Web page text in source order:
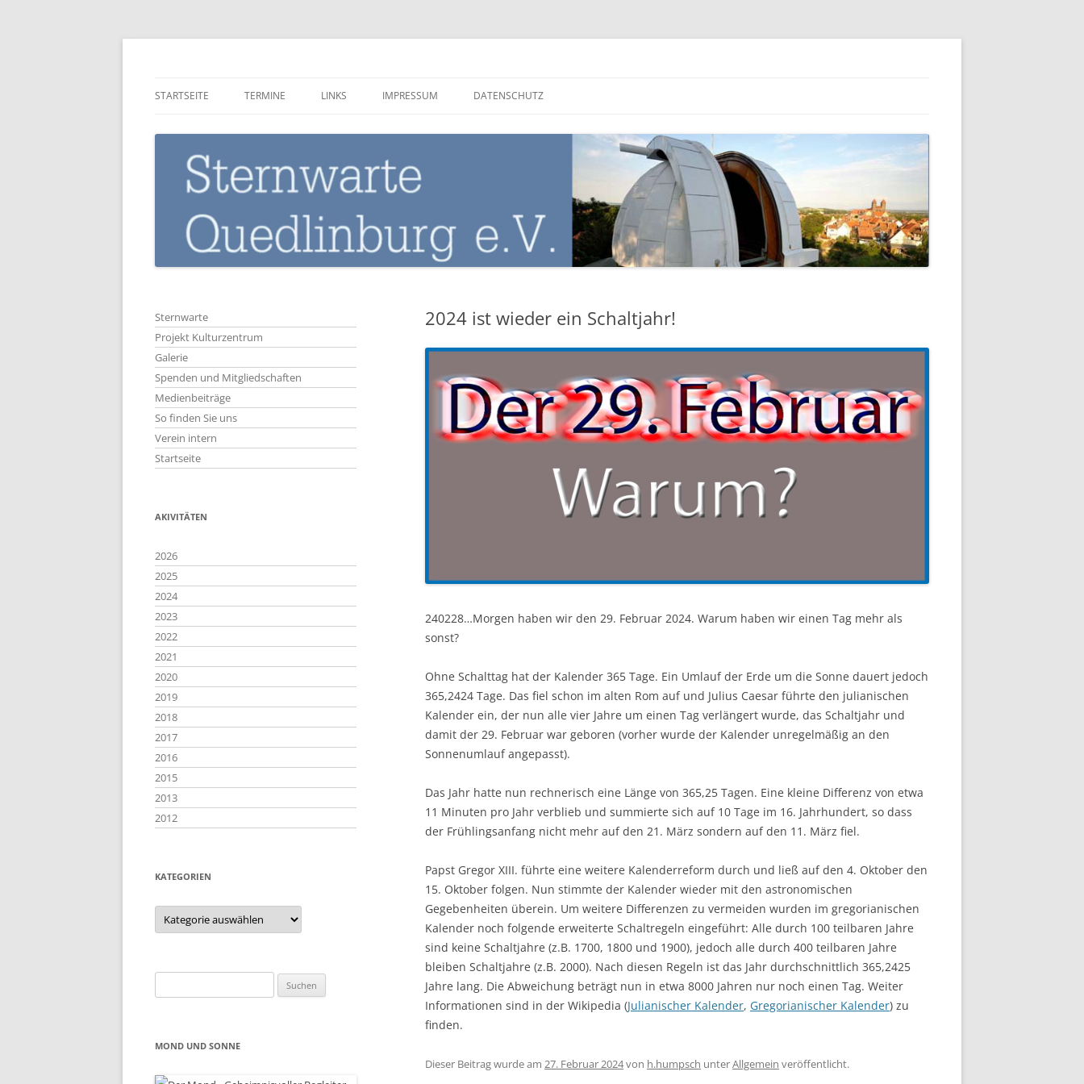
Zum
STARTSEITE TERMINE LINKS IMPRESSUM DATENSCHUTZ
2024 ist wieder ein Schaltjahr!
240228…Morgen haben wir den 29. Februar 2024. Warum haben wir einen Tag mehr als
sonst?
Ohne Schalttag hat der Kalender 365 Tage. Ein Umlauf der Erde um die Sonne dauert jedoch
365,2424 Tage. Das fiel schon im alten Rom auf und Julius Caesar führte den julianischen
Kalender ein, der nun alle vier Jahre um einen Tag verlängert wurde, das Schaltjahr und
damit der 29. Februar war geboren (vorher wurde der Kalender unregelmäßig an den
Sonnenumlauf angepasst).
Das Jahr hatte nun rechnerisch eine Länge von 365,25 Tagen. Eine kleine Differenz von etwa
11 Minuten pro Jahr verblieb und summierte sich auf 10 Tage im 16. Jahrhundert, so dass
der Frühlingsanfang nicht mehr auf den 21. März sondern auf den 11. März fiel.
Papst Gregor XIII. führte eine weitere Kalenderreform durch und ließ auf den 4. Oktober den
15. Oktober folgen. Nun stimmte der Kalender wieder mit den astronomischen
Gegebenheiten überein. Um weitere Differenzen zu vermeiden wurden im gregorianischen
Kalender noch folgende erweiterte Schaltregeln eingeführt: Alle durch 100 teilbaren Jahre
sind keine Schaltjahre (z.B. 1700, 1800 und 1900), jedoch alle durch 400 teilbaren Jahre
bleiben Schaltjahre (z.B. 2000). Nach diesen Regeln ist das Jahr durchschnittlich 365,2425
Jahre lang. Die Abweichung beträgt nun in etwa 8000 Jahren nur noch einen Tag. Weiter
Informationen sind in der Wikipedia (Julianischer Kalender, Gregorianischer Kalender) zu
finden.
Dieser Beitrag wurde am 27. Februar 2024von h.humpsch unterAllgemein veröffentlicht.
Sternwarte
Projekt Kulturzentrum
Galerie
Spenden und Mitgliedschaften
Medienbeiträge
So finden Sie uns
Verein intern
Startseite
AKIVITÄTEN
2026
2025
2024
2023
2022
2021
2020
2019
2018
2017
2016
2015
2013
2012
KATEGORIEN
Kategorien
nach:
MOND UND SONNE